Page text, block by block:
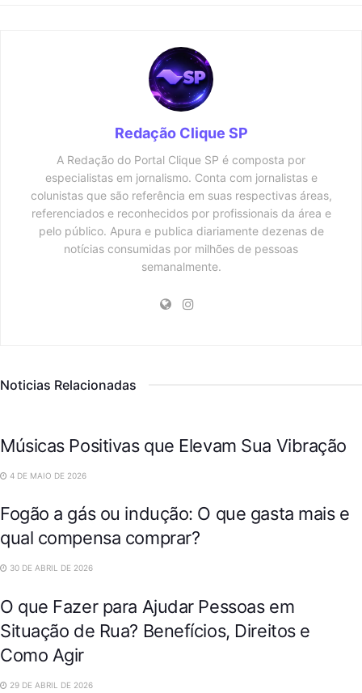
Redação Clique SP
A Redação do Portal Clique SP é composta por
especialistas em jornalismo. Conta com jornalistas e
colunistas que são referência em suas respectivas áreas,
referenciados e reconhecidos por profissionais da área e
pelo público. Apura e publica diariamente dezenas de
notícias consumidas por milhões de pessoas
semanalmente.
Noticias Relacionadas
Músicas Positivas que Elevam Sua Vibração
4 DE MAIO DE 2026
Fogão a gás ou indução: O que gasta mais e
qual compensa comprar?
30 DE ABRIL DE 2026
O que Fazer para Ajudar Pessoas em
Situação de Rua? Benefícios, Direitos e
Como Agir
29 DE ABRIL DE 2026